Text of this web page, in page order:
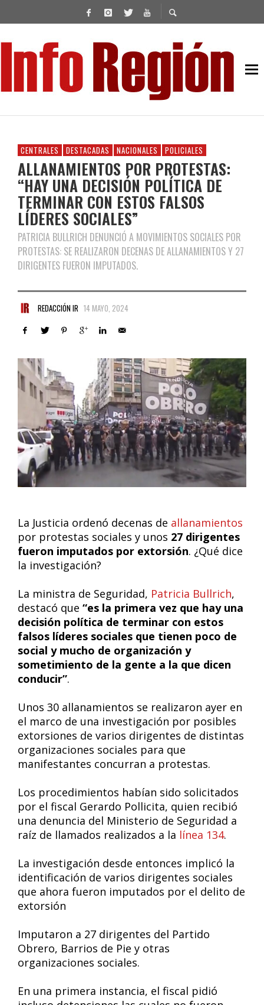
CENTRALES DESTACADAS NACIONALES POLICIALES
ALLANAMIENTOS POR PROTESTAS:
“HAY UNA DECISIÓN POLÍTICA DE
TERMINAR CON ESTOS FALSOS
LÍDERES SOCIALES”
PATRICIA BULLRICH DENUNCIÓ A MOVIMIENTOS SOCIALES POR
PROTESTAS: SE REALIZARON DECENAS DE ALLANAMIENTOS Y 27
DIRIGENTES FUERON IMPUTADOS.
REDACCIÓN IR 14 MAYO, 2024
La Justicia ordenó decenas de allanamientos
por protestas sociales y unos 27 dirigentes
fueron imputados por extorsión. ¿Qué dice
la investigación?
La ministra de Seguridad, Patricia Bullrich,
destacó que “es la primera vez que hay una
decisión política de terminar con estos
falsos líderes sociales que tienen poco de
social y mucho de organización y
sometimiento de la gente a la que dicen
conducir”.
Unos 30 allanamientos se realizaron ayer en
el marco de una investigación por posibles
extorsiones de varios dirigentes de distintas
organizaciones sociales para que
manifestantes concurran a protestas.
Los procedimientos habían sido solicitados
por el fiscal Gerardo Pollicita, quien recibió
una denuncia del Ministerio de Seguridad a
raíz de llamados realizados a la línea 134.
La investigación desde entonces implicó la
identificación de varios dirigentes sociales
que ahora fueron imputados por el delito de
extorsión
Imputaron a 27 dirigentes del Partido
Obrero, Barrios de Pie y otras
organizaciones sociales.
En una primera instancia, el fiscal pidió